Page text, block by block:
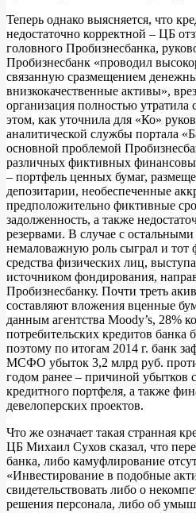
Теперь однако выясняется, что
недостаточно корректной – ЦБ
головного Пробизнесбанка,
Пробизнесбанк «проводил
связанную сразмещением
внизкокачественные активы»,
организация полностью утратила
этом, как уточнила для «Ко»
аналитической службы портала
основной проблемой
различных фиктивных
– портфель ценных бумаг,
депозитарии, необеспеченные
предположительно фиктивные
задолженность, а также
резервами. В случае с
немаловажную роль сыграл и тот
средства физических лиц,
источником фондирования,
Пробизнесбанку. Почти треть
составляют вложения вценные
данным агентства Moody’s, 28%
потребительских кредитов
поэтому по итогам 2014 г. банк
МСФО убыток 3,2 млрд руб.
годом ранее – причиной убытков
кредитного портфеля, а также
девелоперских проектов.
Что же означает такая странная
ЦБ Михаил Сухов сказал, что
банка, либо камуфлирование
«Инвестирование в подобные
свидетельствовать либо о
решения персонала, либо об